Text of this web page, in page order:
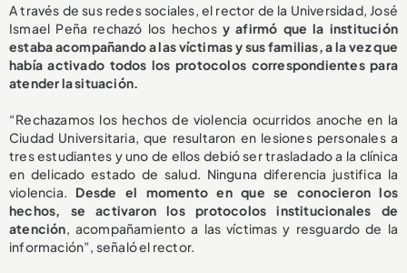
A través de sus redes sociales, el rector de la Universidad, José
Ismael Peña rechazó los hechos y afirmó que la institución
estaba acompañando a las víctimas y sus familias, a la vez que
había activado todos los protocolos correspondientes para
atender la situación.
“Rechazamos los hechos de violencia ocurridos anoche en la
Ciudad Universitaria, que resultaron en lesiones personales a
tres estudiantes y uno de ellos debió ser trasladado a la clínica
en delicado estado de salud. Ninguna diferencia justifica la
violencia. Desde el momento en que se conocieron los
hechos, se activaron los protocolos institucionales de
atención, acompañamiento a las víctimas y resguardo de la
información”, señaló el rector.